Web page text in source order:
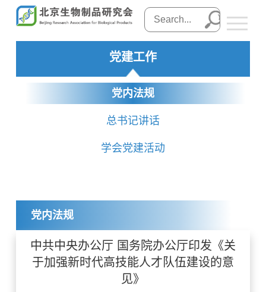
党建工作
党内法规
总书记讲话
学会党建活动
党内法规
中共中央办公厅 国务院办公厅印发《关
于加强新时代高技能人才队伍建设的意
见》